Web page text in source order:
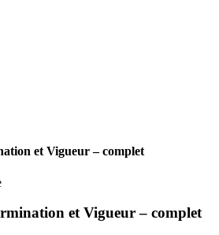
et Vigueur – complet
et Vigueur – complet